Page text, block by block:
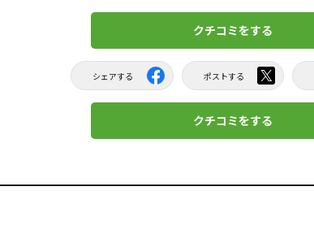
クチコミをする
シェアする ポストする
クチコミをする